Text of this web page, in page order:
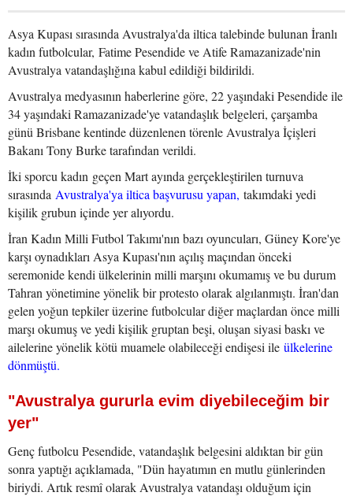
Asya Kupası sırasında Avustralya'da iltica talebinde bulunan İranlı
kadın futbolcular, Fatime Pesendide ve Atife Ramazanizade'nin
Avustralya vatandaşlığına kabul edildiği bildirildi.
Avustralya medyasının haberlerine göre, 22 yaşındaki Pesendide ile
34 yaşındaki Ramazanizade'ye vatandaşlık belgeleri, çarşamba
günü Brisbane kentinde düzenlenen törenle Avustralya İçişleri
Bakanı Tony Burke tarafından verildi.
İki sporcu kadın geçen Mart ayında gerçekleştirilen turnuva
sırasında Avustralya'ya iltica başvurusu yapan, takımdaki yedi
kişilik grubun içinde yer alıyordu.
İran Kadın Milli Futbol Takımı'nın bazı oyuncuları, Güney Kore'ye
karşı oynadıkları Asya Kupası'nın açılış maçından önceki
seremonide kendi ülkelerinin milli marşını okumamış ve bu durum
Tahran yönetimine yönelik bir protesto olarak algılanmıştı. İran'dan
gelen yoğun tepkiler üzerine futbolcular diğer maçlardan önce milli
marşı okumuş ve yedi kişilik gruptan beşi, oluşan siyasi baskı ve
ailelerine yönelik kötü muamele olabileceği endişesi ile ülkelerine
dönmüştü.
"Avustralya gururla evim diyebileceğim bir
yer"
Genç futbolcu Pesendide, vatandaşlık belgesini aldıktan bir gün
sonra yaptığı açıklamada, "Dün hayatımın en mutlu günlerinden
biriydi. Artık resmî olarak Avustralya vatandaşı olduğum için